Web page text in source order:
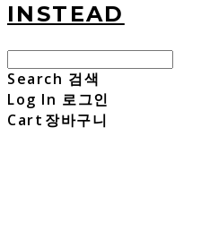
INSTEAD
Search 검색
Log In 로그인
Cart 장바구니